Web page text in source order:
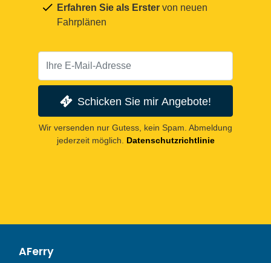
Erfahren Sie als Erster von neuen
Fahrplänen
Schicken Sie mir Angebote!
Wir versenden nur Gutess, kein Spam. Abmeldung
jederzeit möglich.
Datenschutzrichtlinie
AFerry